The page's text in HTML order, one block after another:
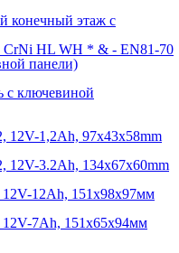
конечный этаж с
HL WH * & - EN81-70
панели)
с ключевиной
12V-1,2Ah, 97х43х58mm
12V-3.2Ah, 134x67x60mm
12Ah, 151х98х97мм
7Ah, 151х65х94мм